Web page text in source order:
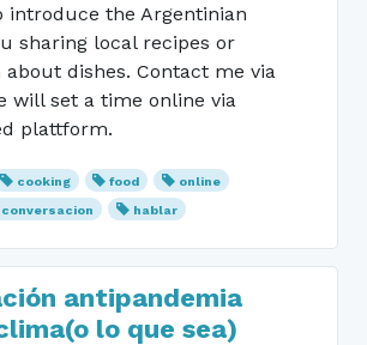
introduce the Argentinian
sharing local recipes or
about dishes. Contact me via
will set a time online via
plattform.
cooking food
online
conversacion hablar
antipandemia
lo que sea)